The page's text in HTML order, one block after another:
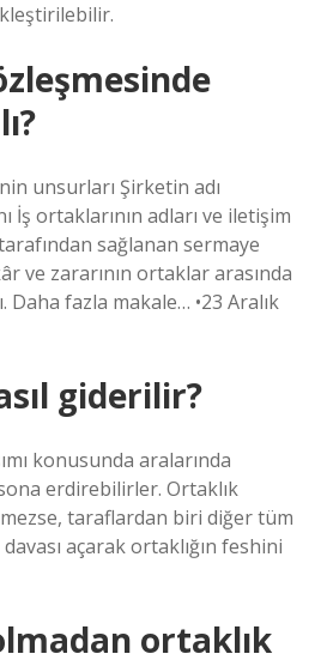
unsurları Şirketin adı
İş ortaklarının adları ve iletişim
sağlanan sermaye
ve zararının ortaklar arasında
Daha fazla makale… •23 Aralık
giderilir?
konusunda aralarında
erdirebilirler. Ortaklık
taraflardan biri diğer tüm
açarak ortaklığın feshini
ortaklık